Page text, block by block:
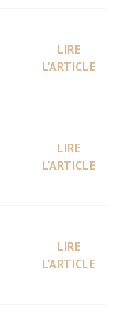
LIRE
L'ARTICLE
LIRE
L'ARTICLE
LIRE
L'ARTICLE